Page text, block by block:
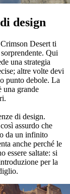
design
Desert ti
Qui
una strategia
altre volte devi
punto debole. La
una grande
di design.
assurdo che
da un infinito
anche perché le
essere saltate: si
per la